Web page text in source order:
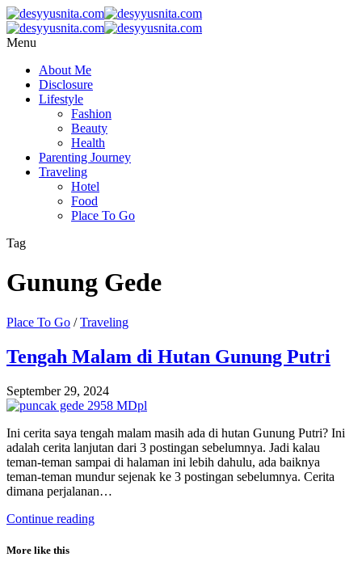
Menu
About Me
Disclosure
Lifestyle
Fashion
Beauty
Health
Parenting Journey
Traveling
Hotel
Food
Place To Go
Tag
Gunung Gede
Place To Go /Traveling
Tengah Malam di Hutan Gunung Putri
September 29, 2024
Ini cerita saya tengah malam masih ada di hutan Gunung Putri? Ini
adalah cerita lanjutan dari 3 postingan sebelumnya. Jadi kalau
teman-teman sampai di halaman ini lebih dahulu, ada baiknya
teman-teman mundur sejenak ke 3 postingan sebelumnya. Cerita
dimana perjalanan…
Continue reading
More like this